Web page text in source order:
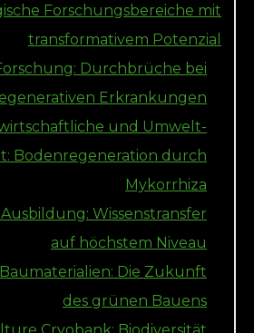
Forschungsbereiche mit
transformativem Potenzial
Durchbrüche bei
Erkrankungen
und Umwelt-
Bodenregeneration durch
Mykorrhiza
Wissenstransfer
auf höchstem Niveau
Die Zukunft
des grünen Bauens